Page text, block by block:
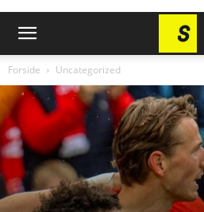
Forside Uncategorized